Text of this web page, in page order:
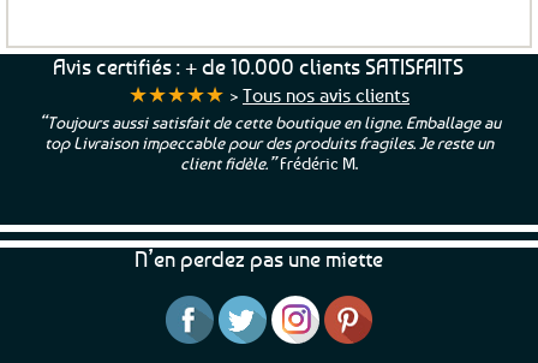
Avis certifiés : + de 10.000 clients SATISFAITS
★★★★★ > Tous nos avis clients
“Toujours aussi satisfait de cette boutique en ligne. Emballage au
top Livraison impeccable pour des produits fragiles. Je reste un
client fidèle.”Frédéric M.
N’en perdez pas une miette